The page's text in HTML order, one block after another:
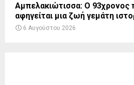
Αμπελακιώτισσα: Ο 93χρονος
αφηγείται μια ζωή γεμάτη
6 Αυγούστου 2026